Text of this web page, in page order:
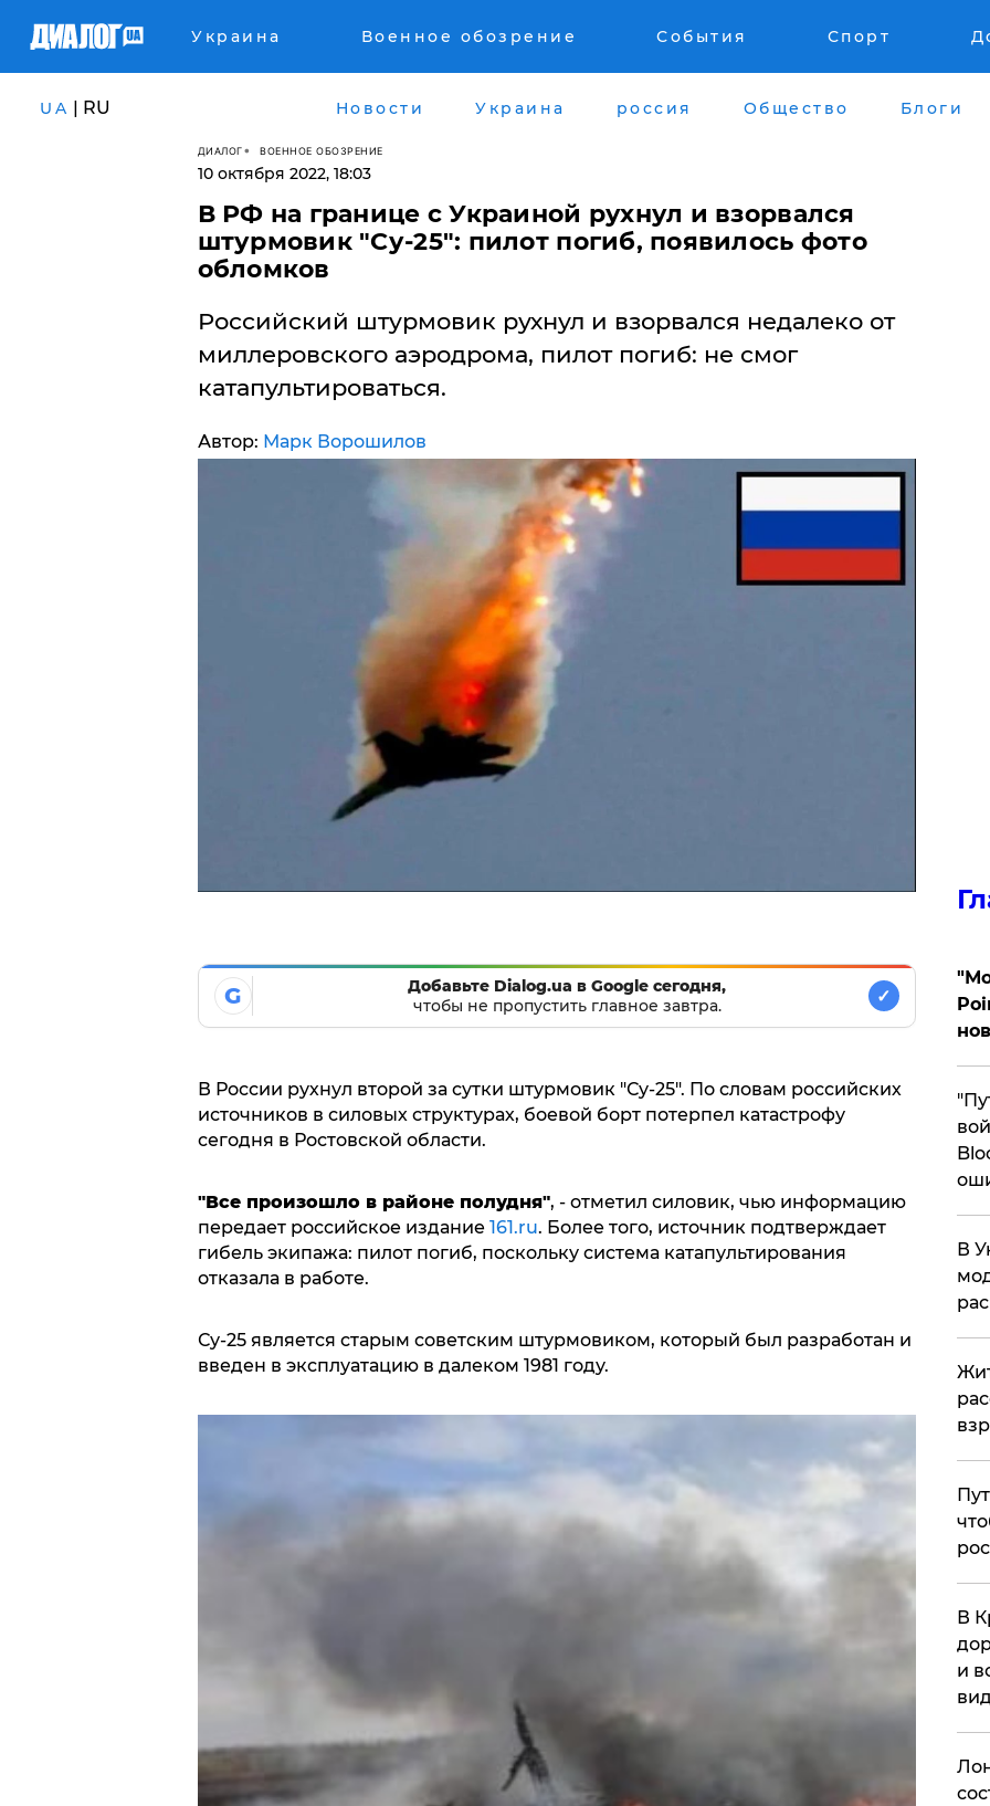
Украина Военное обозрение События Спорт
UA | RU Новости Украина россия Общество Блоги
ДИАЛОГ ВОЕННОЕ ОБОЗРЕНИЕ
10 октября 2022, 18:03
В РФ на границе с Украиной рухнул и взорвался
штурмовик "Су-25": пилот погиб, появилось фото
обломков
Российский штурмовик рухнул и взорвался недалеко от
миллеровского аэродрома, пилот погиб: не смог
катапультироваться.
Автор: Марк Ворошилов
G
Добавьте Dialog.ua в Google сегодня,
чтобы не пропустить главное завтра.
✓
В России рухнул второй за сутки штурмовик "Су-25". По словам российских
источников в силовых структурах, боевой борт потерпел катастрофу
сегодня в Ростовской области.
"Все произошло в районе полудня", - отметил силовик, чью информацию
передает российское издание 161.ru. Более того, источник подтверждает
гибель экипажа: пилот погиб, поскольку система катапультирования
отказала в работе.
Су-25 является старым советским штурмовиком, который был разработан и
введен в эксплуатацию в далеком 1981 году.
В
В
и